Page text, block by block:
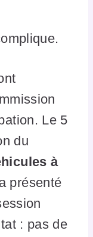
Le 5
du
à
présenté
: pas de